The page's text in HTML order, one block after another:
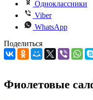
Одноклассники
Viber
WhatsApp
Поделиться
Фиолетовые